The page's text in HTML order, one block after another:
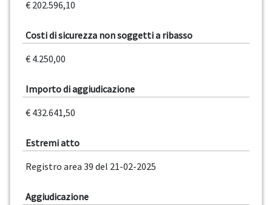
€ 202.596,10
Costi di sicurezza non soggetti a ribasso
€ 4.250,00
Importo di aggiudicazione
€ 432.641,50
Estremi atto
Registro area 39 del 21-02-2025
Aggiudicazione